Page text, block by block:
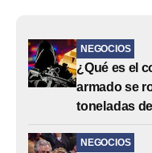
NEGOCIOS
¿Qué es el
armado se
toneladas
NEGOCIOS